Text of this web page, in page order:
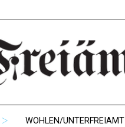
WOHLEN/UNTERFREIAMT